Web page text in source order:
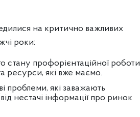
на критично важливих
роки:
стану профорієнтаційної роботи
ресурси, які вже маємо.
проблеми, які заважають
нестачі інформації про ринок